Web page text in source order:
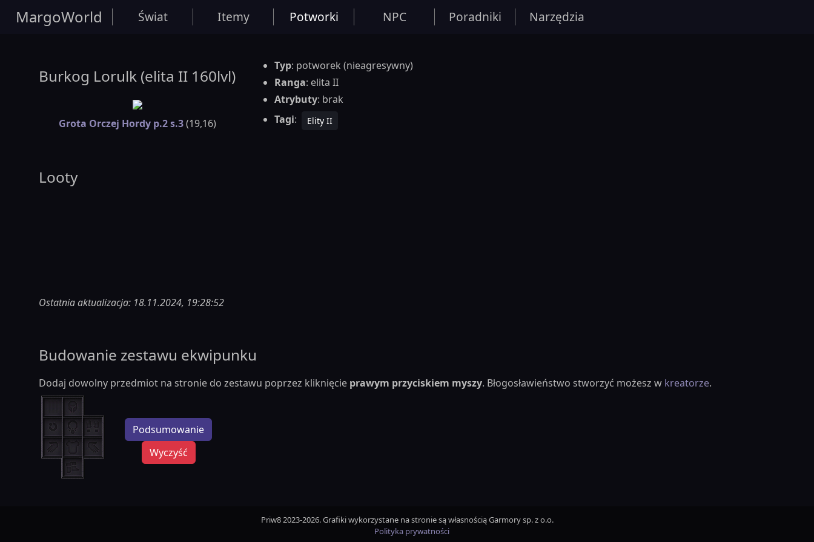
MargoWorld Świat Itemy Potworki NPC Poradniki Narzędzia
Burkog Lorulk (elita II 160lvl)
Grota Orczej Hordy p.2 s.3(19,16)
Typ: potworek (nieagresywny)
Ranga: elita II
Atrybuty: brak
Tagi: Elity II
Looty
Ostatnia aktualizacja: 18.11.2024, 19:28:52
Budowanie zestawu ekwipunku
Dodaj dowolny przedmiot na stronie do zestawu poprzez kliknięcie prawym przyciskiem myszy. Błogosławieństwo stworzyć możesz w kreatorze.
Podsumowanie
Wyczyść
Priw8 2023-2026. Grafiki wykorzystane na stronie są własnością Garmory sp. z o.o.
Polityka prywatności